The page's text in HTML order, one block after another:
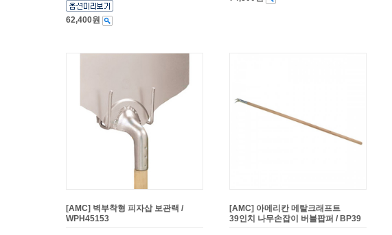
62,400원
[AMC] 벽부착형 피자삽 보관랙 /
WPH45153
[AMC] 아메리칸 메탈크래프트
39인치 나무손잡이 버블팝퍼 / BP39